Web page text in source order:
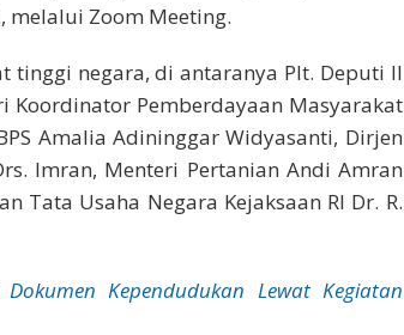
melalui Zoom Meeting.
negara, di antaranya Plt. Deputi II
Koordinator Pemberdayaan Masyarakat
Amalia Adininggar Widyasanti, Dirjen
Imran, Menteri Pertanian Andi Amran
Tata Usaha Negara Kejaksaan RI Dr. R.
Kependudukan Lewat Kegiatan